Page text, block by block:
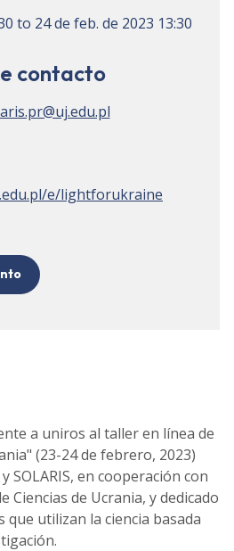
to 24 de feb. de 2023 13:30
contacto
e/lightforukraine
a uniros al taller en línea de
(23-24 de febrero, 2023)
SOLARIS, en cooperación con
Ciencias de Ucrania, y dedicado
que utilizan la ciencia basada